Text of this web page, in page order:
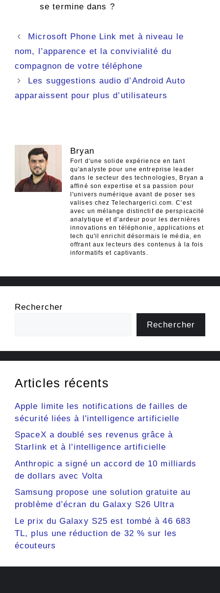
se termine dans ?
Navigation
des
Microsoft Phone Link met à niveau le
nom, l’apparence et la convivialité du
compagnon de votre téléphone
Les suggestions audio d’Android Auto
apparaissent pour plus d’utilisateurs
Bryan
Fort d'une solide expérience en tant
qu'analyste pour une entreprise leader
dans le secteur des technologies, Bryan a
affiné son expertise et sa passion pour
l'univers numérique avant de poser ses
valises chez Telechargerici.com. C'est
avec un mélange distinctif de perspicacité
analytique et d'ardeur pour les dernières
innovations en téléphonie, applications et
tech qu'il enrichit désormais le média, en
offrant aux lecteurs des contenus à la fois
informatifs et captivants.
Rechercher
Rechercher
Articles récents
Apple limite les notifications de failles de
sécurité liées à l'intelligence artificielle
SpaceX a doublé ses revenus grâce à
Starlink et à l'intelligence artificielle
Anthropic a signé un accord de 10 milliards
de dollars avec Volta
Samsung propose une solution gratuite au
problème d’écran du Galaxy S26 Ultra
Le prix du Galaxy S25 est tombé à 46 683
TL, plus une réduction de 32 % sur les
écouteurs